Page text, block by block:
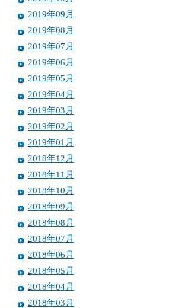
2019年09月
2019年08月
2019年07月
2019年06月
2019年05月
2019年04月
2019年03月
2019年02月
2019年01月
2018年12月
2018年11月
2018年10月
2018年09月
2018年08月
2018年07月
2018年06月
2018年05月
2018年04月
2018年03月